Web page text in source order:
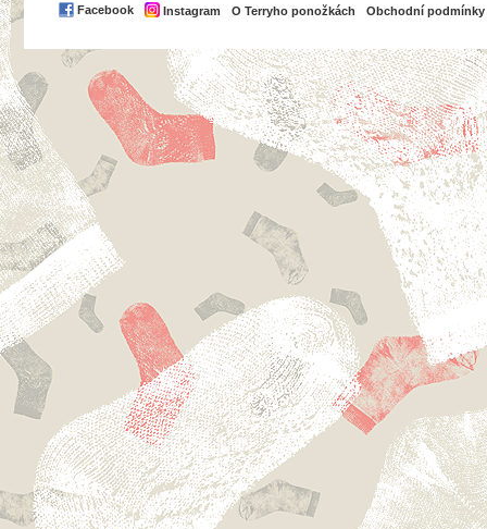
Facebook Instagram O Terryho ponožkách Obchodní podmínky
PayPal